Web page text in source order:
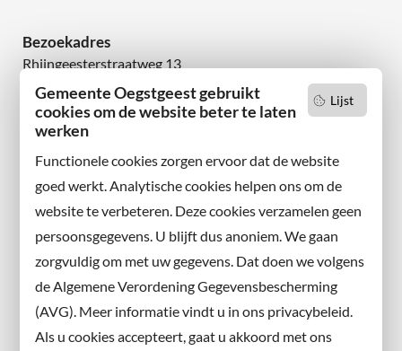
Lijst
Gemeente Oegstgeest gebruikt
cookies om de website beter te laten
werken
Functionele cookies zorgen ervoor dat de website
goed werkt. Analytische cookies helpen ons om de
website te verbeteren. Deze cookies verzamelen geen
persoonsgegevens. U blijft dus anoniem. We gaan
zorgvuldig om met uw gegevens. Dat doen we volgens
de Algemene Verordening Gegevensbescherming
(AVG). Meer informatie vindt u in ons privacybeleid.
Als u cookies accepteert, gaat u akkoord met ons
Bezoekadres
Rhijngeesterstraatweg 13
2342 AN Oegstgeest
Wilt u niets missen?
en volg ons ook op sociale media.
Facebook
X
Instagram
Contact met de gemeente